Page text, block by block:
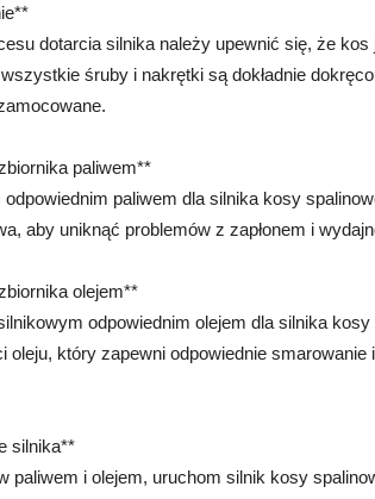
dotarcia silnika należy upewnić się, że kos
śruby i nakrętki są dokładnie
paliwem**
odpowiednim paliwem dla silnika kosy
aby uniknąć problemów z zapłonem i
olejem**
odpowiednim olejem dla silnika
oleju, który zapewni odpowiednie
silnika**
paliwem i olejem, uruchom silnik kosy